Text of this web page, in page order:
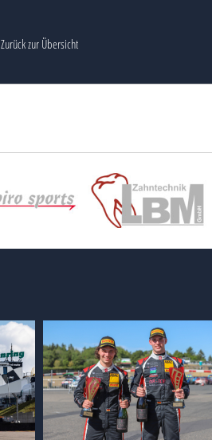
Zurück zur Übersicht